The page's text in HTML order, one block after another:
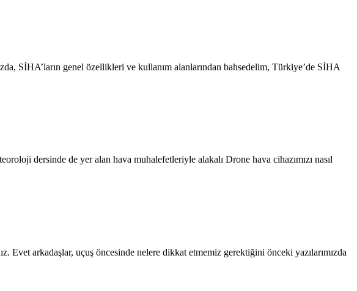
SİHA’ların genel özellikleri ve kullanım alanlarından bahsedelim, Türkiye’de SİHA
dersinde de yer alan hava muhalefetleriyle alakalı Drone hava cihazımızı nasıl
arkadaşlar, uçuş öncesinde nelere dikkat etmemiz gerektiğini önceki yazılarımızda